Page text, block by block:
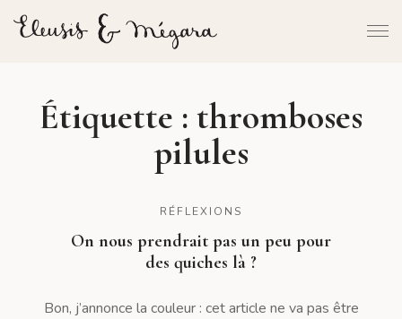
Étiquette : thromboses
pilules
RÉFLEXIONS
On nous prendrait pas un peu pour
des quiches là ?
Bon, j’annonce la couleur : cet article ne va pas être